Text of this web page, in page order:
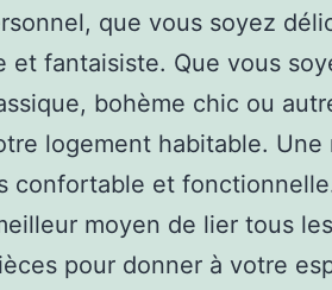
que vous soyez
et fantaisiste. Que vous
bohème chic ou
logement habitable. Une
confortable et
moyen de lier tous
pour donner à votre